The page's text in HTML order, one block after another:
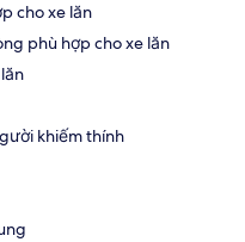
cho xe lăn
phù hợp cho xe lăn
khiếm thính